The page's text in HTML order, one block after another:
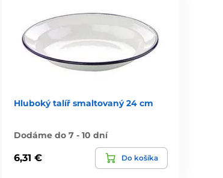
Hluboký talíř smaltovaný 24 cm
Dodáme do 7 - 10 dní
6,31 € Do košíka